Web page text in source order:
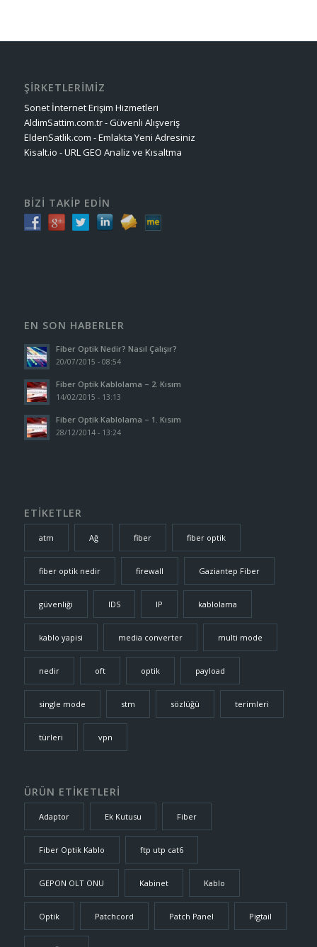
ŞİRKETLERİMİZ
Sonet İnternet Erişim Hizmetleri
AldimSattim.com.tr - Güvenli Alışveriş
EldenSatlik.com - Emlakta Yeni Adresiniz
Kisalt.io - URL GEO Analiz ve Kısaltma
BİZİ TAKİP EDİN
EN SON HABERLER
Fiber Optik Nedir? Nasıl Çalışır?
20/07/2015 - 08:54
Fiber Optik Kablolama – 2. Kısım
14/02/2015 - 13:13
Fiber Optik Kablolama – 1. Kısım
28/12/2014 - 13:24
ETİKETLER
atm Ağ fiber fiber optik
fiber optik nedir firewall Gaziantep Fiber
güvenliği IDS IP kablolama
kablo yapisi media converter multi mode
nedir oft optik payload
single mode stm sözlüğü terimleri
türleri vpn
ÜRÜN ETİKETLERİ
Adaptor Ek Kutusu Fiber
Fiber Optik Kablo ftp utp cat6
GEPON OLT ONU Kabinet Kablo
Optik Patchcord Patch Panel Pigtail